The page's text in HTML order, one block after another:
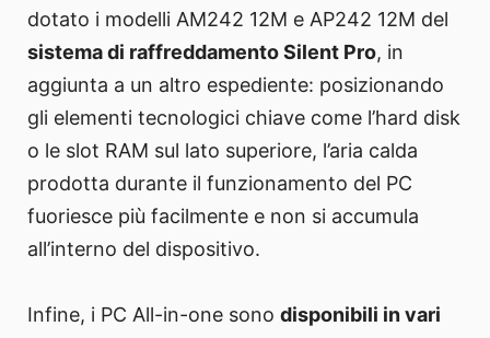
dotato i modelli AM242 12M e AP242 12M del
sistema di raffreddamento Silent Pro, in
aggiunta a un altro espediente: posizionando
gli elementi tecnologici chiave come l’hard disk
o le slot RAM sul lato superiore, l’aria calda
prodotta durante il funzionamento del PC
fuoriesce più facilmente e non si accumula
all’interno del dispositivo.
Infine, i PC All-in-one sono disponibili in vari